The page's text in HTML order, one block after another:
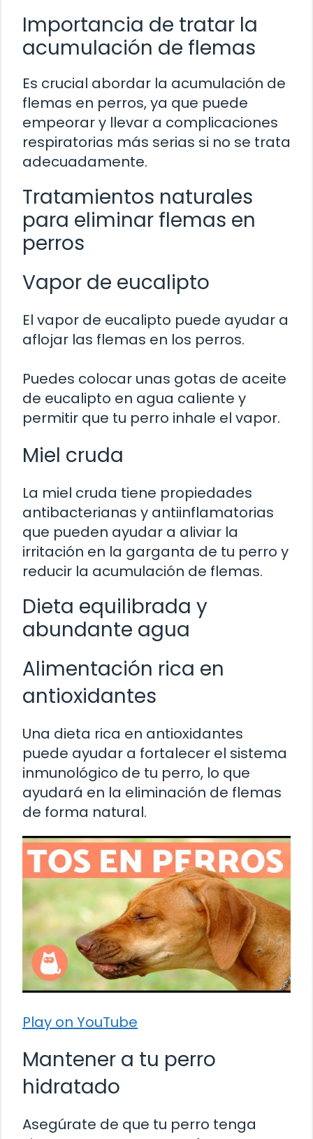
Importancia de tratar la
acumulación de flemas
Es crucial abordar la acumulación de
flemas en perros, ya que puede
empeorar y llevar a complicaciones
respiratorias más serias si no se trata
adecuadamente.
Tratamientos naturales
para eliminar flemas en
perros
Vapor de eucalipto
El vapor de eucalipto puede ayudar a
aflojar las flemas en los perros.
Puedes colocar unas gotas de aceite
de eucalipto en agua caliente y
permitir que tu perro inhale el vapor.
Miel cruda
La miel cruda tiene propiedades
antibacterianas y antiinflamatorias
que pueden ayudar a aliviar la
irritación en la garganta de tu perro y
reducir la acumulación de flemas.
Dieta equilibrada y
abundante agua
Alimentación rica en
antioxidantes
Una dieta rica en antioxidantes
puede ayudar a fortalecer el sistema
inmunológico de tu perro, lo que
ayudará en la eliminación de flemas
de forma natural.
Play on YouTube
Mantener a tu perro
hidratado
Asegúrate de que tu perro tenga